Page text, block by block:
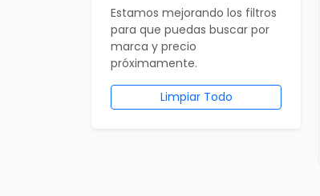
Estamos mejorando los filtros
para que puedas buscar por
marca y precio
próximamente.
Limpiar Todo